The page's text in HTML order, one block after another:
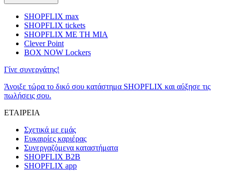
SHOPFLIX max
SHOPFLIX tickets
SHOPFLIX ΜΕ ΤΗ ΜΙΑ
Clever Point
BOX NOW Lockers
Γίνε συνεργάτης!
Άνοιξε τώρα το δικό σου κατάστημα SHOPFLIX και αύξησε τις
πωλήσεις σου.
ΕΤΑΙΡΕΙΑ
Σχετικά με εμάς
Ευκαιρίες καριέρας
Συνεργαζόμενα καταστήματα
SHOPFLIX B2B
SHOPFLIX app